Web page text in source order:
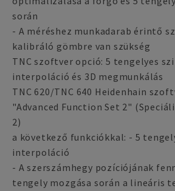
során
- A méréshez munkadarab érintő
kalibráló gömbre van szükség
TNC szoftver opció: 5 tengelyes
interpoláció és 3D megmunkálás
TNC 620/TNC 640 Heidenhain
"Advanced Function Set 2"
2)
a következő funkciókkal: - 5
interpoláció
- A szerszámhegy pozíciójának
tengely mozgása során a lineáris